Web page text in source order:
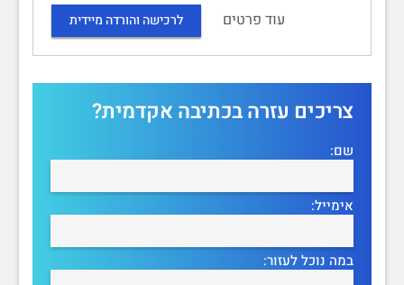
עוד פרטים
לרכישה והורדה מיידית
צריכים עזרה בכתיבה אקדמית?
שם:
אימייל:
במה נוכל לעזור: